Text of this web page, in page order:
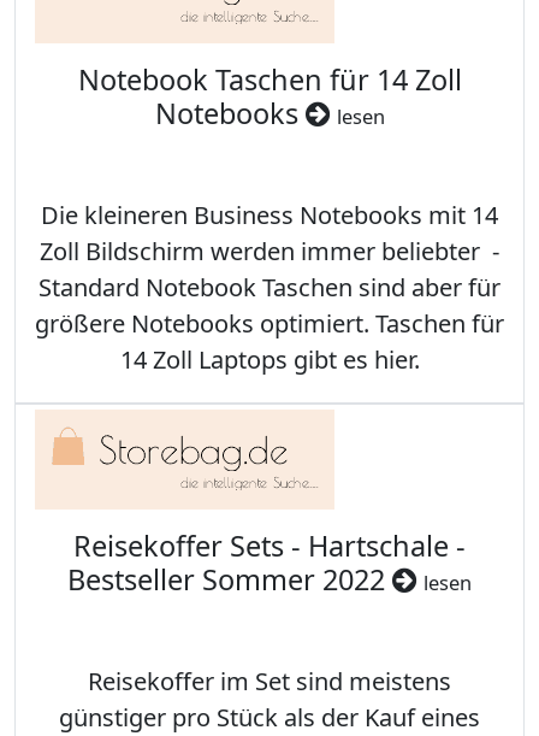
Notebook Taschen für 14 Zoll
Notebooks
lesen
Die kleineren Business Notebooks mit 14
Zoll Bildschirm werden immer beliebter -
Standard Notebook Taschen sind aber für
größere Notebooks optimiert. Taschen für
14 Zoll Laptops gibt es hier.
Reisekoffer Sets - Hartschale -
Bestseller Sommer 2022
lesen
Reisekoffer im Set sind meistens
günstiger pro Stück als der Kauf eines